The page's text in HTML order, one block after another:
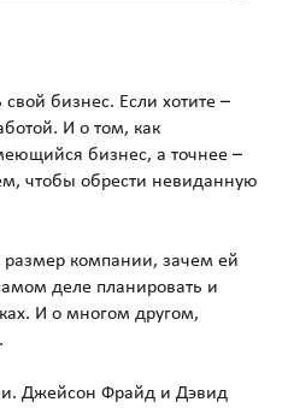
бизнес. Если хотите –
И о том, как
бизнес, а точнее –
чтобы обрести невиданную
компании, зачем ей
деле планировать и
И о многом другом,
Джейсон Фрайд и Дэвид